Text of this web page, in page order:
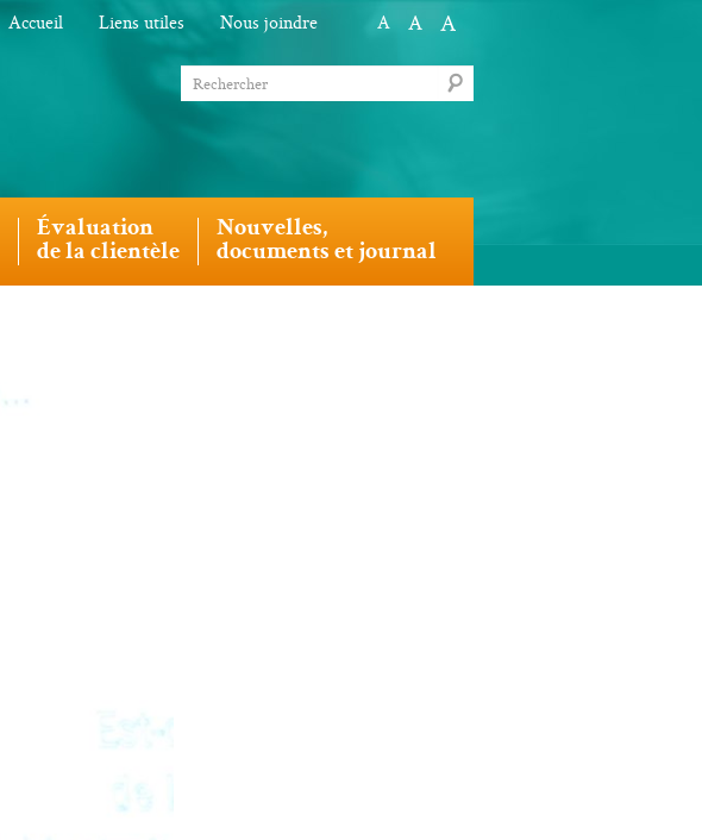
A A A
Accueil Liens utiles Nous joindre
Évaluation
de la clientèle
Nouvelles,
documents et journal